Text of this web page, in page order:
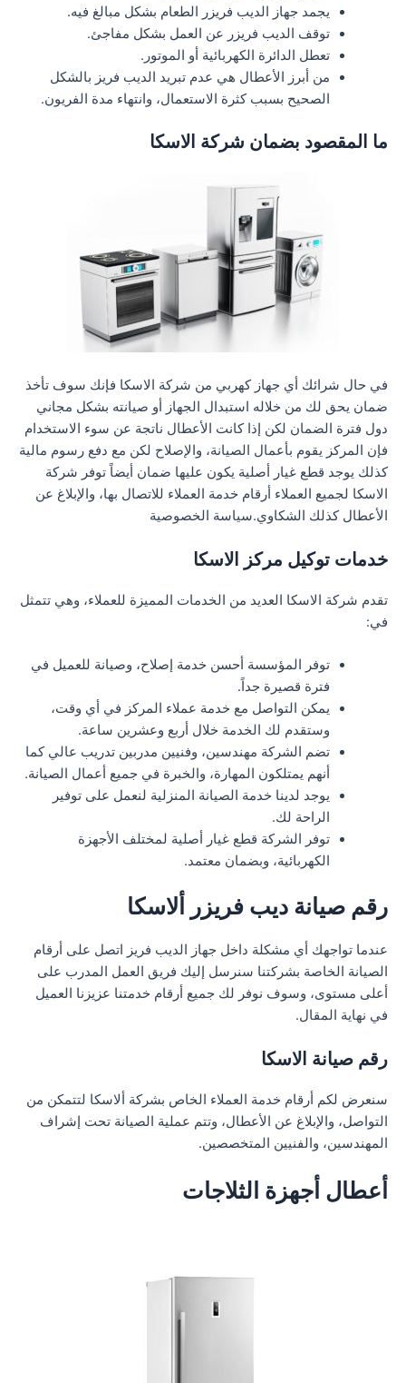
يجمد جهاز الديب فريزر الطعام بشكل مبالغ فيه.
توقف الديب فريزر عن العمل بشكل مفاجئ.
تعطل الدائرة الكهربائية أو الموتور.
من أبرز الأعطال هي عدم تبريد الديب فريز بالشكل
الصحيح بسبب كثرة الاستعمال، وانتهاء مدة الفريون.
ما المقصود بضمان شركة الاسكا
في حال شرائك أي جهاز كهربي من شركة الاسكا فإنك سوف تأخذ
ضمان يحق لك من خلاله استبدال الجهاز أو صيانته بشكل مجاني
دول فترة الضمان لكن إذا كانت الأعطال ناتجة عن سوء الاستخدام
فإن المركز يقوم بأعمال الصيانة، والإصلاح لكن مع دفع رسوم مالية
كذلك يوجد قطع غيار أصلية يكون عليها ضمان أيضاً توفر شركة
الاسكا لجميع العملاء أرقام خدمة العملاء للاتصال بها، والإبلاغ عن
الأعطال كذلك الشكاوي.سياسة الخصوصية
خدمات توكيل مركز الاسكا
تقدم شركة الاسكا العديد من الخدمات المميزة للعملاء، وهي تتمثل
في:
توفر المؤسسة أحسن خدمة إصلاح، وصيانة للعميل في
فترة قصيرة جداً.
يمكن التواصل مع خدمة عملاء المركز في أي وقت،
وستقدم لك الخدمة خلال أربع وعشرين ساعة.
تضم الشركة مهندسين، وفنيين مدربين تدريب عالي كما
أنهم يمتلكون المهارة، والخبرة في جميع أعمال الصيانة.
يوجد لدينا خدمة الصيانة المنزلية لنعمل على توفير
الراحة لك.
توفر الشركة قطع غيار أصلية لمختلف الأجهزة
الكهربائية، وبضمان معتمد.
رقم صيانة ديب فريزر ألاسكا
عندما تواجهك أي مشكلة داخل جهاز الديب فريز اتصل على أرقام
الصيانة الخاصة بشركتنا سنرسل إليك فريق العمل المدرب على
أعلى مستوى، وسوف نوفر لك جميع أرقام خدمتنا عزيزنا العميل
في نهاية المقال.
رقم صيانة الاسكا
سنعرض لكم أرقام خدمة العملاء الخاص بشركة ألاسكا لتتمكن من
التواصل، والإبلاغ عن الأعطال، وتتم عملية الصيانة تحت إشراف
المهندسين، والفنيين المتخصصين.
أعطال أجهزة الثلاجات